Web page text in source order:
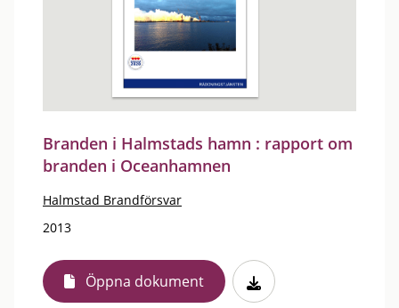
Branden i Halmstads hamn : rapport om
branden i Oceanhamnen
Halmstad Brandförsvar
2013
Öppna dokument